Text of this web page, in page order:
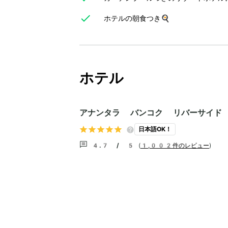
ホテルの朝食つき🍳
ホテル
アナンタラ バンコク リバーサイド
日本語OK！
4.7 / 5 ( 1,002件のレビュー)